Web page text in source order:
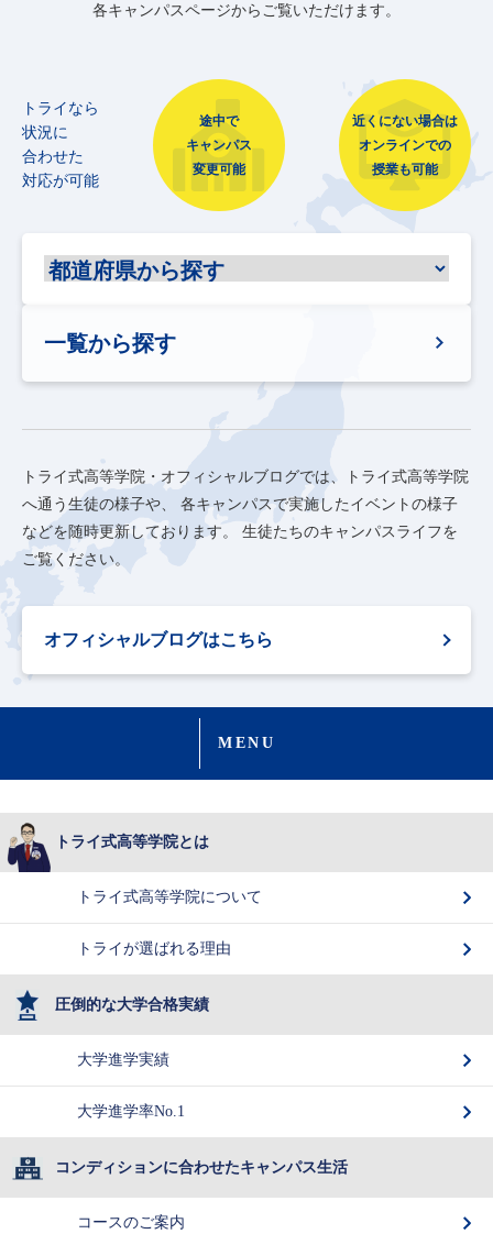
各キャンパスページからご覧いただけます。
トライなら
状況に
合わせた
対応が可能
途中で
キャンパス
変更可能
近くにない場合は
オンラインでの
授業も可能
一覧から探す
トライ式高等学院・オフィシャルブログでは、トライ式高等学院
へ通う生徒の様子や、
各キャンパスで実施したイベントの様子
などを随時更新しております。
生徒たちのキャンパスライフを
ご覧ください。
オフィシャルブログはこちら
MENU
トライ式高等学院とは
トライ式高等学院について
トライが選ばれる理由
圧倒的な大学合格実績
大学進学実績
大学進学率No.1
コンディションに合わせたキャンパス生活
コースのご案内